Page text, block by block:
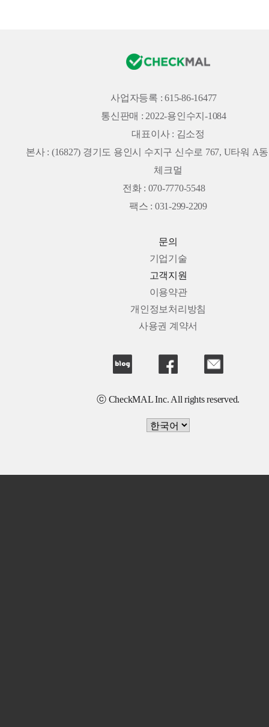
사업자등록 : 615-86-16477
통신판매 : 2022-용인수지-1084
대표이사 : 김소정
본사 : (16827) 경기도 용인시 수지구 신수로 767, U타워 A
체크멀
전화 : 070-7770-5548
팩스 : 031-299-2209
문의
기업기술
고객지원
이용약관
개인정보처리방침
사용권 계약서
ⓒ CheckMAL Inc. All rights reserved.